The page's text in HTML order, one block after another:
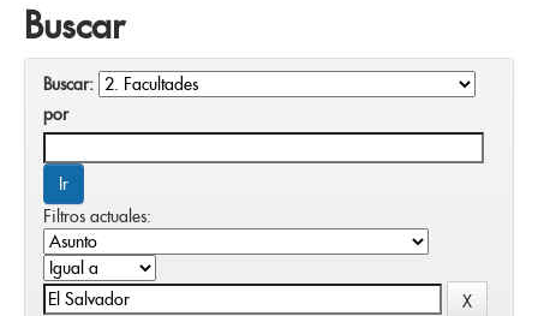
Buscar
Buscar:
por
Filtros actuales: